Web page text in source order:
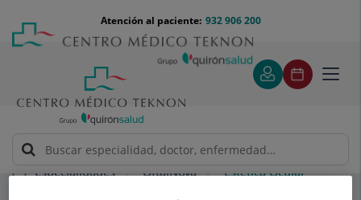
contenido
Menú
teléfono
cabecera
932 906 200
Atención al paciente:
Especialidades OftalNova Estética Ocular